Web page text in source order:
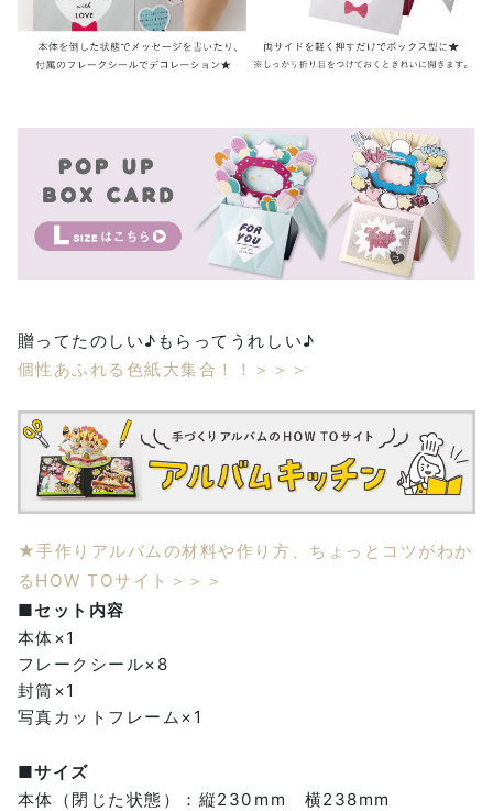
贈ってたのしい♪もらってうれしい♪
個性あふれる色紙大集合！！＞＞＞
★手作りアルバムの材料や作り方、ちょっとコツがわか
るHOW TOサイト＞＞＞
■セット内容
本体×1
フレークシール×8
封筒×1
写真カットフレーム×1
■サイズ
本体（閉じた状態）：縦230mm 横238mm